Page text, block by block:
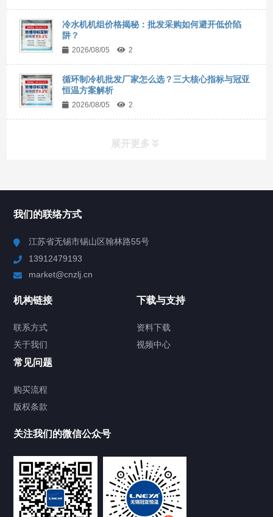
冷水机机组价格揭秘：批发采购如何避开低价陷
阱？
2026/08/05 2
循环制冷机批发厂家怎么选？三大核心指标与冠亚
恒温方案解析
2026/08/05 2
展开更多
Chiller高精度制冷循环器
TCU温度控制单元
Chiller气体控温系统
Chamber试验箱
FREEZER低温箱
我们的联络方式
江苏省无锡市锡山区翰林路55号
13912479193
market@cnzlj.cn
机构链接
联系方式
关于我们
下载与支持
资料下载
视频中心
常见问题
购买流程
版权条款
关注我们的微信公众号